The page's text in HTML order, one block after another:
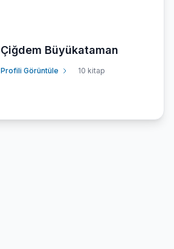
Çiğdem Büyükataman
Profili Görüntüle 10 kitap